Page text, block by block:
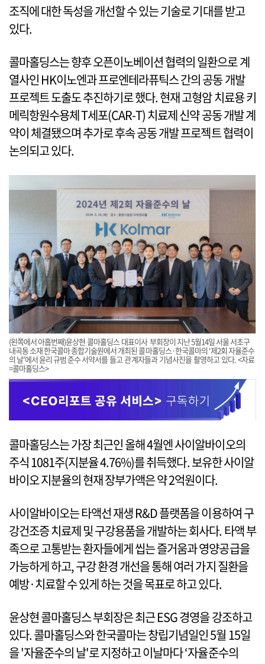
조직에 대한 독성을 개선할 수 있는 기술로 기대를 받고
있다.
콜마홀딩스는 향후 오픈이노베이션 협력의 일환으로 계
열사인 HK이노엔과 프로엔테라퓨틱스 간의 공동 개발
프로젝트 도출도 추진하기로 했다. 현재 고형암 치료용 키
메릭항원수용체 T세포(CAR-T) 치료제 신약 공동 개발 계
약이 체결됐으며 추가로 후속 공동 개발 프로젝트 협력이
논의되고 있다.
(왼쪽에서 아홉번째)윤상현 콜마홀딩스 대표이사 부회장이 지난 5월14일 서울 서초구
내곡동 소재 한국콜마 종합기술원에서 개최된 콜마홀딩스·한국콜마의 ‘제2회 자율준수
의 날’에서 윤리 규범 준수 서약서를 들고 관계자들과 기념사진을 촬영하고 있다. <자료
=콜마홀딩스>
콜마홀딩스는 가장 최근인 올해 4월엔 사이알바이오의
주식 1081주(지분율 4.76%)를 취득했다. 보유한 사이알
바이오 지분율의 현재 장부가액은 약 2억원이다.
사이알바이오는 타액선 재생 R&D 플랫폼을 이용하여 구
강건조증 치료제 및 구강용품을 개발하는 회사다. 타액 부
족으로 고통받는 환자들에게 씹는 즐거움과 영양공급을
가능하게 하고, 구강 환경 개선을 통해 여러 가지 질환을
예방·치료할 수 있게 하는 것을 목표로 하고 있다.
윤상현 콜마홀딩스 부회장은 최근 ESG 경영을 강조하고
있다. 콜마홀딩스와 한국콜마는 창립기념일인 5월 15일
을 '자율준수의 날'로 지정하고 이날마다 ‘자율준수의